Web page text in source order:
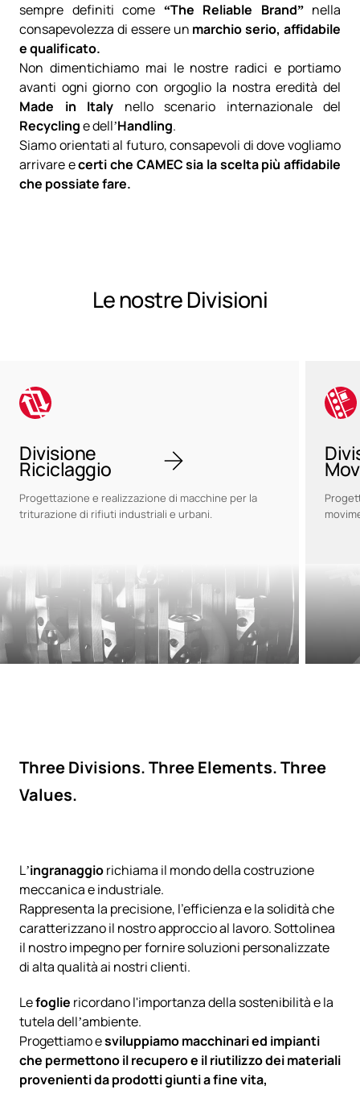
sempre definiti come “The Reliable Brand”nella
consapevolezza di essere un marchio serio, affidabile
e qualificato.
Non dimentichiamo mai le nostre radici e portiamo
avanti ogni giorno con orgoglio la nostra eredità del
Made in Italy nello scenario internazionale del
Recyclinge dell’Handling.
Siamo orientati al futuro, consapevoli di dove vogliamo
arrivare ecerti che CAMEC sia la scelta più affidabile
che possiate fare.
Le nostre Divisioni
Divisione
Riciclaggio
Progettazione e realizzazione di macchine per la
triturazione di rifiuti industriali e urbani.
Three Divisions. Three Elements. Three
Values.
L’ingranaggiorichiama il mondo della costruzione
meccanica e industriale.
Rappresenta la precisione, l'efficienza e la solidità che
caratterizzano il nostro approccio al lavoro. Sottolinea
il nostro impegno per fornire soluzioni personalizzate
di alta qualità ai nostri clienti.
Lefoglie ricordano l'importanza della sostenibilità e la
tutela dell’ambiente.
Progettiamo esviluppiamo macchinari ed impianti
che permettono il recupero e il riutilizzo dei materiali
provenienti da prodotti giunti a fine vita,